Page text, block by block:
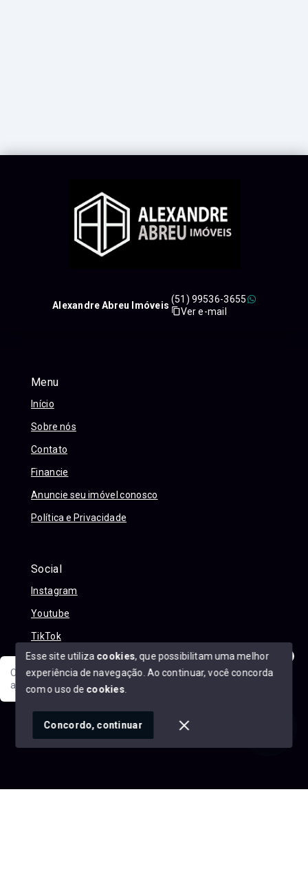
Olá! Sua jornada ao novo imóvel começa aqui. Como posso
ajudar?
Menu
Início
Sobre nós
Contato
Financie
Anuncie seu imóvel conosco
Política e Privacidade
Social
Instagram
Youtube
TikTok
© Copyright 2026 - Alexandre Abreu Imóveis - Todos os
SITE PARA IMOBILIARIA
Alexandre Abreu Imóveis
(51) 99536-3655
Ver e-mail
Esse site utiliza cookies, que possibilitam uma melhor
experiência de navegação. Ao continuar, você concorda
com o uso de cookies
Concordo, continuar